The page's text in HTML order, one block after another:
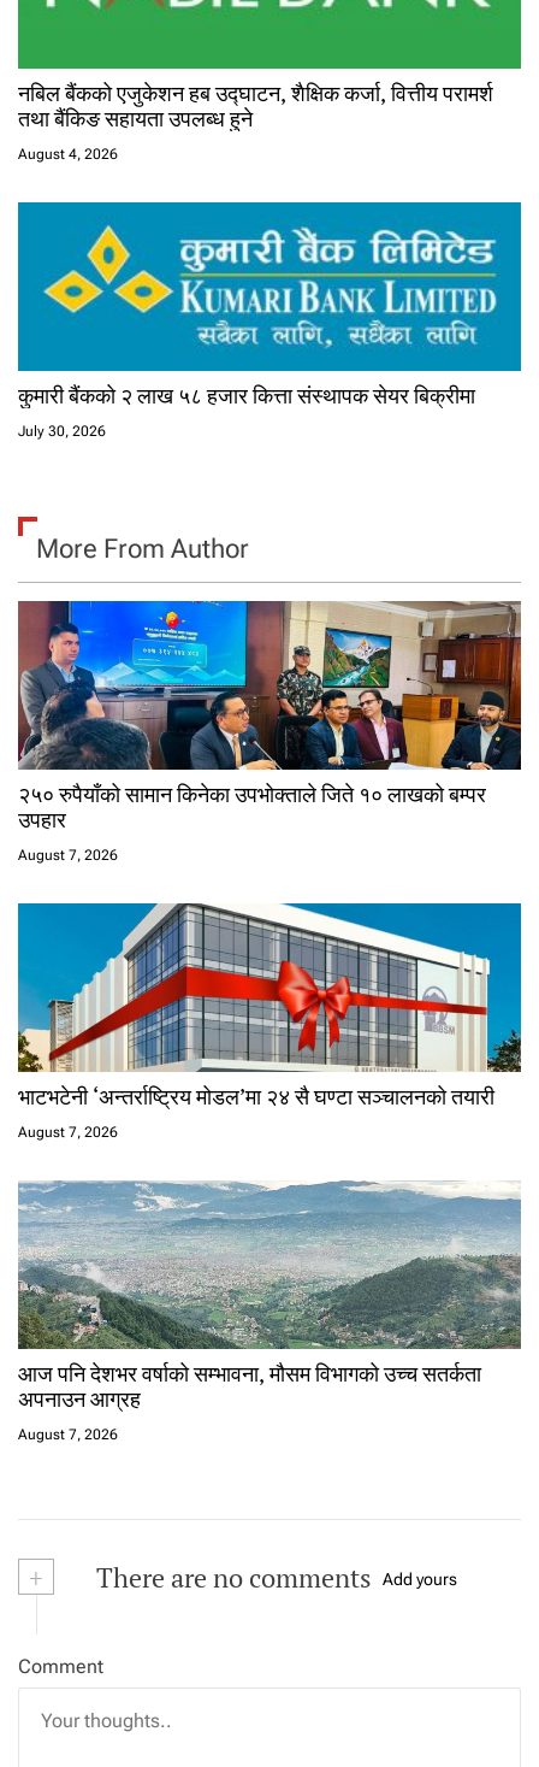
नबिल बैंकको एजुकेशन हब उद्घाटन, शैक्षिक कर्जा, वित्तीय परामर्श
तथा बैंकिङ सहायता उपलब्ध हुने
August 4, 2026
कुमारी बैंकको २ लाख ५८ हजार कित्ता संस्थापक सेयर बिक्रीमा
July 30, 2026
More From Author
२५० रुपैयाँको सामान किनेका उपभोक्ताले जिते १० लाखको बम्पर
उपहार
August 7, 2026
भाटभटेनी ‘अन्तर्राष्ट्रिय मोडल’मा २४ सै घण्टा सञ्चालनको तयारी
August 7, 2026
आज पनि देशभर वर्षाको सम्भावना, मौसम विभागको उच्च सतर्कता
अपनाउन आग्रह
August 7, 2026
+ There are no comments Add yours
Comment